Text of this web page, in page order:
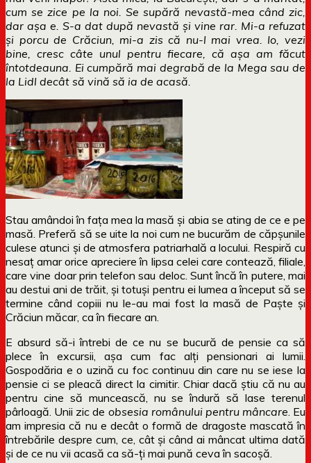
cum se zice pe la noi. Se supără nevastă-mea când zic,
dar așa e. S-a dat după nevastă și vine rar. Mi-a refuzat
și porcu de Crăciun, mi-a zis că nu-l mai vrea. Io, vezi
bine, cresc câte unul pentru fiecare, că așa am făcut
întotdeauna. Ei cumpără mai degrabă de la Mega sau de
la Lidl decât să vină să ia de acasă.
Stau amândoi în fața mea la masă și abia se ating de ce e pe
masă. Preferă să se uite la noi cum ne bucurăm de căpșunile
culese atunci și de atmosfera patriarhală a locului. Respiră cu
nesaț amar orice apreciere în lipsa celei care contează, filiale,
care vine doar prin telefon sau deloc. Sunt încă în putere, mai
au destui ani de trăit, și totuși pentru ei lumea a început să se
termine când copiii nu le-au mai fost la masă de Paște și
Crăciun măcar, ca în fiecare an.
E absurd să-i întrebi de ce nu se bucură de pensie ca să
plece în excursii, așa cum fac alți pensionari ai lumii.
Gospodăria e o uzină cu foc continuu din care nu se iese la
pensie ci se pleacă direct la cimitir. Chiar dacă știu că nu au
pentru cine să muncească, nu se îndură să lase terenul
pârloagă. Unii zic de obsesia românului pentru mâncare . Eu
am impresia că nu e decât o formă de dragoste mascată în
întrebările despre cum, ce, cât și când ai mâncat ultima dată
și de ce nu vii acasă ca să-ți mai pună ceva în sacoșă.